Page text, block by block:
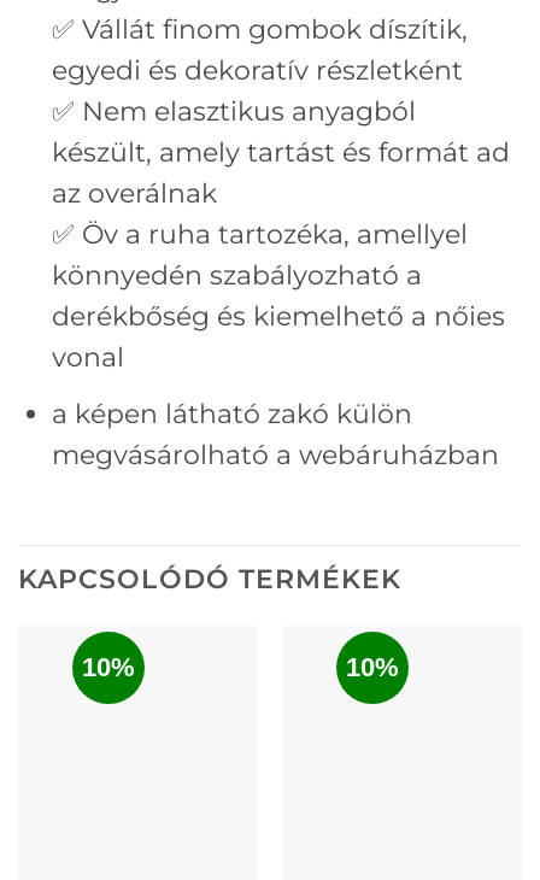
✅ Vállát finom gombok díszítik,
egyedi és dekoratív részletként
✅ Nem elasztikus anyagból
készült, amely tartást és formát ad
az overálnak
✅ Öv a ruha tartozéka, amellyel
könnyedén szabályozható a
derékbőség és kiemelhető a nőies
vonal
a képen látható zakó külön
megvásárolható a webáruházban
KAPCSOLÓDÓ TERMÉKEK
10% 10%